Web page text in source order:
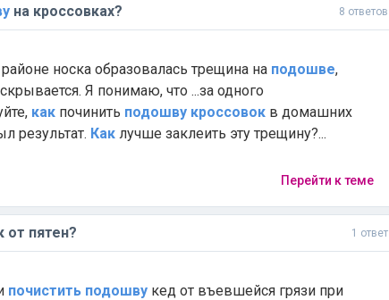
на кроссовках? 8 ответов
носка образовалась трещина на подошве,
Я понимаю, что ...за одного
как починить подошву кроссовок в домашних
результат. Как лучше заклеить эту трещину?...
Перейти к теме
от пятен? 1 ответ
почистить подошву кед от въевшейся грязи при